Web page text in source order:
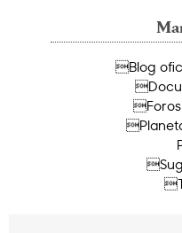
Blog